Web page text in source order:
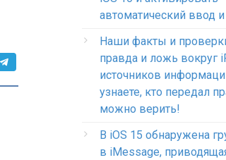
автоматический ввод
Наши факты и
правда и ложь вокруг
источников
узнаете, кто передал
можно верить!
В iOS 15 обнаружена
в iMessage,